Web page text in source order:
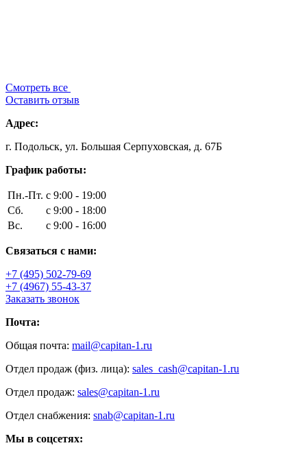
Смотреть все
Оставить отзыв
Адрес:
г. Подольск, ул. Большая Серпуховская, д. 67Б
График работы:
Пн.-Пт. с 9:00 - 19:00
Сб.
с 9:00 - 18:00
Вс.
с 9:00 - 16:00
Связаться с нами:
+7 (495) 502-79-69
+7 (4967) 55-43-37
Заказать звонок
Почта:
Общая почта: mail@capitan-1.ru
Отдел продаж (физ. лица): sales_cash@capitan-1.ru
Отдел продаж: sales@capitan-1.ru
Отдел снабжения: snab@capitan-1.ru
Мы в соцсетях: